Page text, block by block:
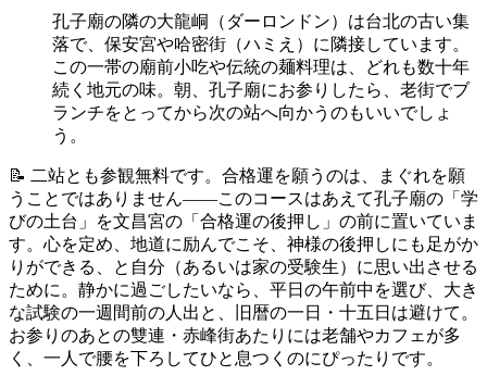
孔子廟の隣の大龍峒（ダーロンドン）は台北の古い集
落で、保安宮や哈密街（ハミえ）に隣接しています。
この一帯の廟前小吃や伝統の麺料理は、どれも数十年
続く地元の味。朝、孔子廟にお参りしたら、老街でブ
ランチをとってから次の站へ向かうのもいいでしょ
う。
📝 二站とも参観無料です。合格運を願うのは、まぐれを願
うことではありません——このコースはあえて孔子廟の「学
びの土台」を文昌宮の「合格運の後押し」の前に置いていま
す。心を定め、地道に励んでこそ、神様の後押しにも足がか
りができる、と自分（あるいは家の受験生）に思い出させる
ために。静かに過ごしたいなら、平日の午前中を選び、大き
な試験の一週間前の人出と、旧暦の一日・十五日は避けて。
お参りのあとの雙連・赤峰街あたりには老舗やカフェが多
く、一人で腰を下ろしてひと息つくのにぴったりです。